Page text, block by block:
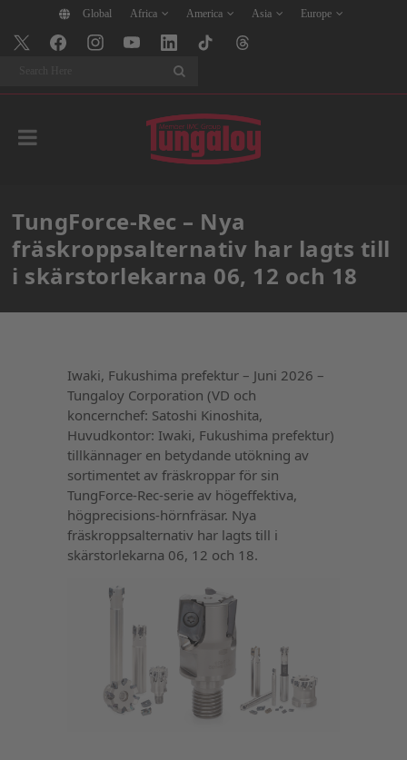
Global Africa America Asia Europe
TungForce-Rec – Nya
fräskroppsalternativ har lagts till
i skärstorlekarna 06, 12 och 18
Iwaki, Fukushima prefektur – Juni 2026 –
Tungaloy Corporation (VD och
koncernchef: Satoshi Kinoshita,
Huvudkontor: Iwaki, Fukushima prefektur)
tillkännager en betydande utökning av
sortimentet av fräskroppar för sin
TungForce-Rec-serie av högeffektiva,
högprecisions-hörnfräsar. Nya
fräskroppsalternativ har lagts till i
skärstorlekarna 06, 12 och 18.